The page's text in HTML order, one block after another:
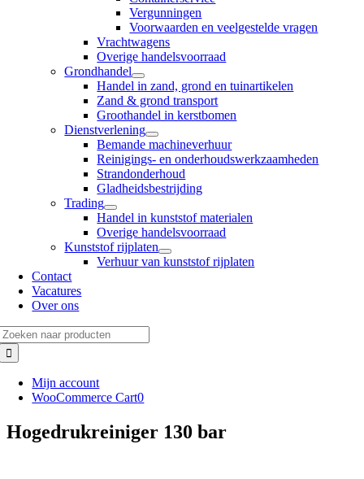
Vergunningen
Voorwaarden en veelgestelde vragen
Vrachtwagens
Overige handelsvoorraad
Grondhandel
Handel in zand, grond en tuinartikelen
Zand & grond transport
Groothandel in kerstbomen
Dienstverlening
Bemande machineverhuur
Reinigings- en onderhoudswerkzaamheden
Strandonderhoud
Gladheidsbestrijding
Trading
Handel in kunststof materialen
Overige handelsvoorraad
Kunststof rijplaten
Verhuur van kunststof rijplaten
Contact
Vacatures
Over ons
Mijn account
WooCommerce Cart0
Hogedrukreiniger 130 bar